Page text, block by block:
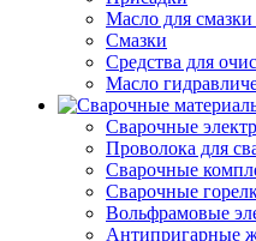
Масло для
Смазки
Средства для
Масло
Сварочные
Проволока для
Сварочные
Сварочные
Вольфрамовые
Антипригарные